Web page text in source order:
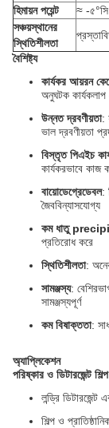
হিমায়ন পয়েন্ট ≈ -৫°সি
সঞ্চয়স্থানের
স্থিতিশীলতা
বৈশিষ্ট্য
কার্যকর আয়রন
অনুঘটক
উন্নত দ্রবণীয়তা:
ভাল দ্রবণীয়তা
বিস্তৃত পিএইচ
কার্যকরভাবে
বায়োডেগ্রেডেবল:
জৈববিন্যাসযোগ্য
কম ধাতু
প্রতিরোধ করে
স্থিতিশীলতা:
সামঞ্জস্য:
সামঞ্জস্যপূর্ণ
কম বিষাক্ততা:
অ্যাপ্লিকেশন
পরিষ্কার ও ডিটারজেন্ট শিল্প
লন্ড্রি
শিল্প ও